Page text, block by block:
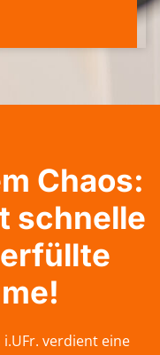
Chaos:
schnelle
verdient eine